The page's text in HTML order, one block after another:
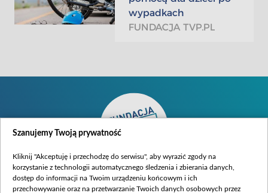
wypadkach
FUNDACJA TVP.PL
Szanujemy Twoją prywatność
Kliknij "Akceptuję i przechodzę do serwisu", aby wyrazić zgody na
korzystanie z technologii automatycznego śledzenia i zbierania danych,
dostęp do informacji na Twoim urządzeniu końcowym i ich
przechowywanie oraz na przetwarzanie Twoich danych osobowych przez